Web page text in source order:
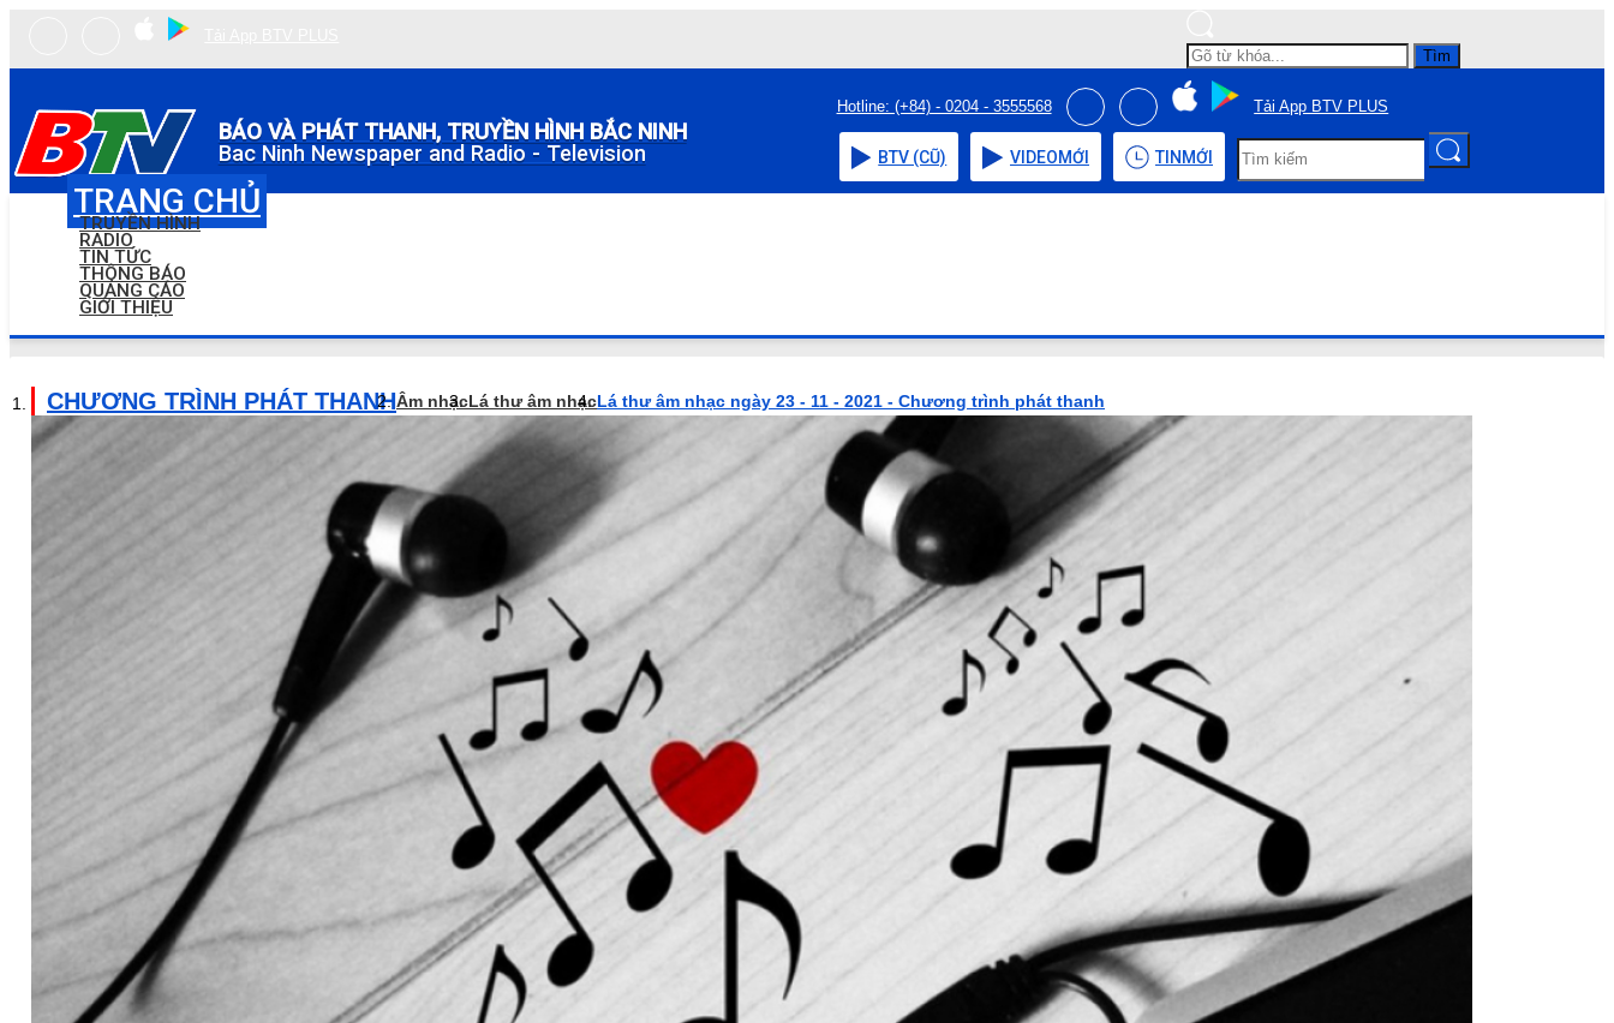
Tìm
BÁO VÀ PHÁT THANH, TRUYỀN HÌNH BẮC NINH
Bac Ninh Newspaper and Radio - Television
Hotline: (+84) - 0204 - 3555568 Tải App BTV PLUS
BTV (CŨ) VIDEOMỚI TIN MỚI
TRANG CHỦ
TRUYỀN HÌNH
RADIO
TIN TỨC
THÔNG BÁO
QUẢNG CÁO
GIỚI THIỆU
CHƯƠNG TRÌNH PHÁT THANHÂm nhạcLá thư âm nhạcLá thư âm nhạc ngày 23 - 11 - 2021 - Chương trình phát thanh